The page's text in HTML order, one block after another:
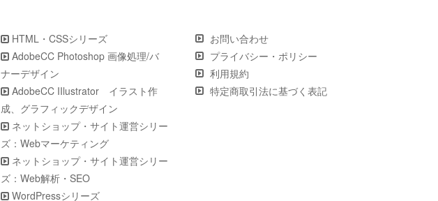
HTML・CSSシリーズ
AdobeCC Photoshop 画像処理/バ
ナーデザイン
AdobeCC IIlustrator イラスト作
成、グラフィックデザイン
ネットショップ・サイト運営シリー
ズ：Webマーケティング
ネットショップ・サイト運営シリー
ズ：Web解析・SEO
WordPressシリーズ
お問い合わせ
プライバシー・ポリシー
利用規約
特定商取引法に基づく表記